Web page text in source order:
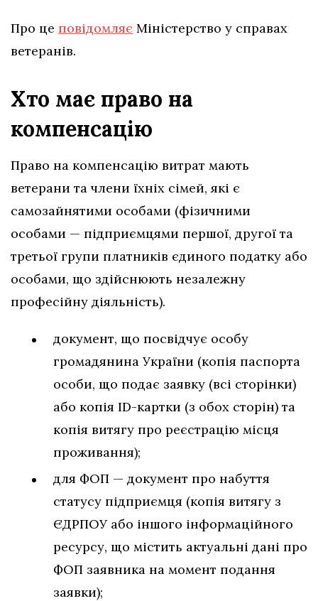
Про це повідомляє Міністерство у справах
ветеранів.
Хто має право на
компенсацію
Право на компенсацію витрат мають
ветерани та члени їхніх сімей, які є
самозайнятими особами (фізичними
особами — підприємцями першої, другої та
третьої групи платників єдиного податку або
особами, що здійснюють незалежну
професійну діяльність).
документ, що посвідчує особу
громадянина України (копія паспорта
особи, що подає заявку (всі сторінки)
або копія ID-картки (з обох сторін) та
копія витягу про реєстрацію місця
проживання);
для ФОП — документ про набуття
статусу підприємця (копія витягу з
ЄДРПОУ або іншого інформаційного
ресурсу, що містить актуальні дані про
ФОП заявника на момент подання
заявки);